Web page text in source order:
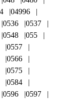
04996
0536
0537
0548
055
0557
0566
0575
0584
0596
0597